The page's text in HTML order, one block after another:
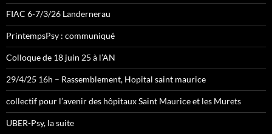
FIAC 6-7/3/26 Landernerau
PrintempsPsy : communiqué
Colloque de 18 juin 25 à l’AN
29/4/25 16h – Rassemblement, Hopital saint maurice
collectif pour l’avenir des hôpitaux Saint Maurice et les Murets
UBER-Psy, la suite